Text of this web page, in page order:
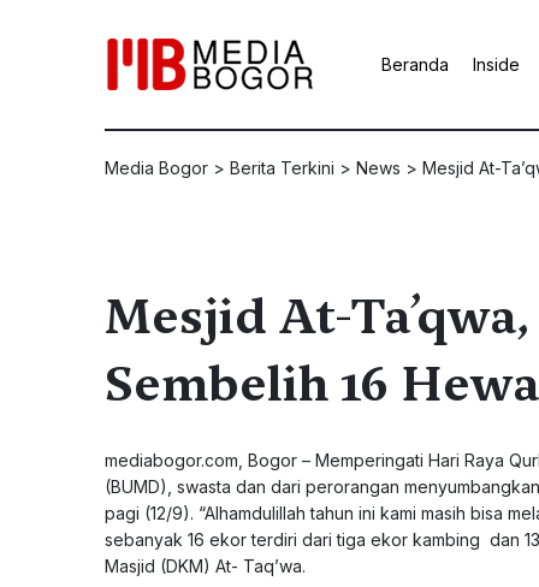
Beranda Inside
Media Bogor > Berita Terkini > News > Mesjid At-
Mesjid At-
Sembelih 16
mediabogor.com, Bogor – Memperingati Hari Raya
(BUMD), swasta dan dari perorangan
pagi (12/9). “Alhamdulillah tahun ini kami masih bisa
sebanyak 16 ekor terdiri dari tiga ekor kambing dan
Masjid (DKM) At- Taq’wa.